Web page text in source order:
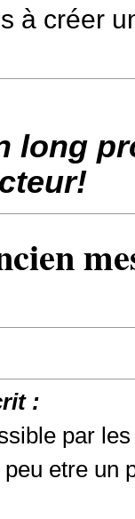
à créer
long
:
par
etre un